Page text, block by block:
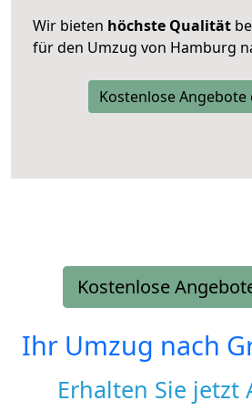
Wir bieten höchste Qualität
für den Umzug von Hamburg
Kostenlose Angebote
Kostenlose
Ihr Umzug nach
Erhalten Sie jetzt